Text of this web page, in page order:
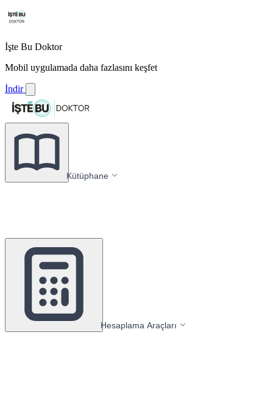
İşte Bu Doktor
Mobil uygulamada daha fazlasını keşfet
İndir
Kütüphane
Hesaplama Araçları